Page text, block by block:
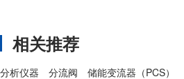
相关推荐
分析仪器 分流阀 储能变流器（PCS）